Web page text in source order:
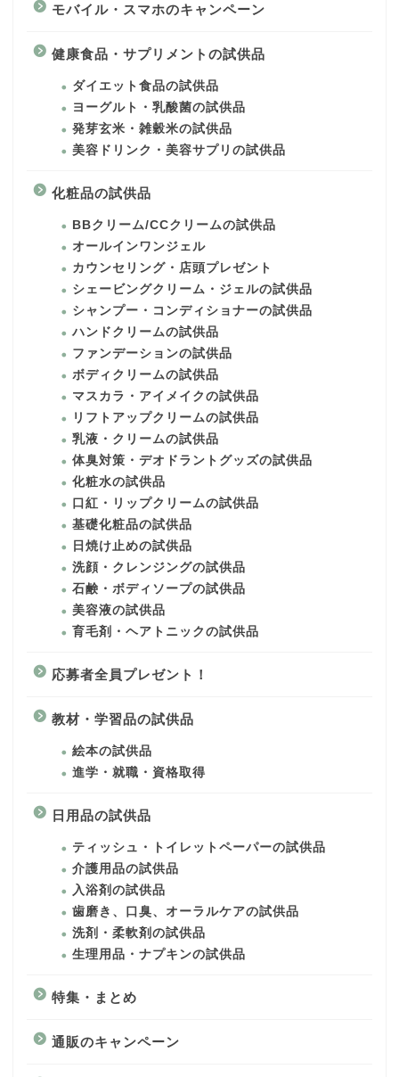
モバイル・スマホのキャンペーン
健康食品・サプリメントの試供品
ダイエット食品の試供品
ヨーグルト・乳酸菌の試供品
発芽玄米・雑穀米の試供品
美容ドリンク・美容サプリの試供品
化粧品の試供品
BBクリーム/CCクリームの試供品
オールインワンジェル
カウンセリング・店頭プレゼント
シェービングクリーム・ジェルの試供品
シャンプー・コンディショナーの試供品
ハンドクリームの試供品
ファンデーションの試供品
ボディクリームの試供品
マスカラ・アイメイクの試供品
リフトアップクリームの試供品
乳液・クリームの試供品
体臭対策・デオドラントグッズの試供品
化粧水の試供品
口紅・リップクリームの試供品
基礎化粧品の試供品
日焼け止めの試供品
洗顔・クレンジングの試供品
石鹸・ボディソープの試供品
美容液の試供品
育毛剤・ヘアトニックの試供品
応募者全員プレゼント！
教材・学習品の試供品
絵本の試供品
進学・就職・資格取得
日用品の試供品
ティッシュ・トイレットペーパーの試供品
介護用品の試供品
入浴剤の試供品
歯磨き、口臭、オーラルケアの試供品
洗剤・柔軟剤の試供品
生理用品・ナプキンの試供品
特集・まとめ
通販のキャンペーン